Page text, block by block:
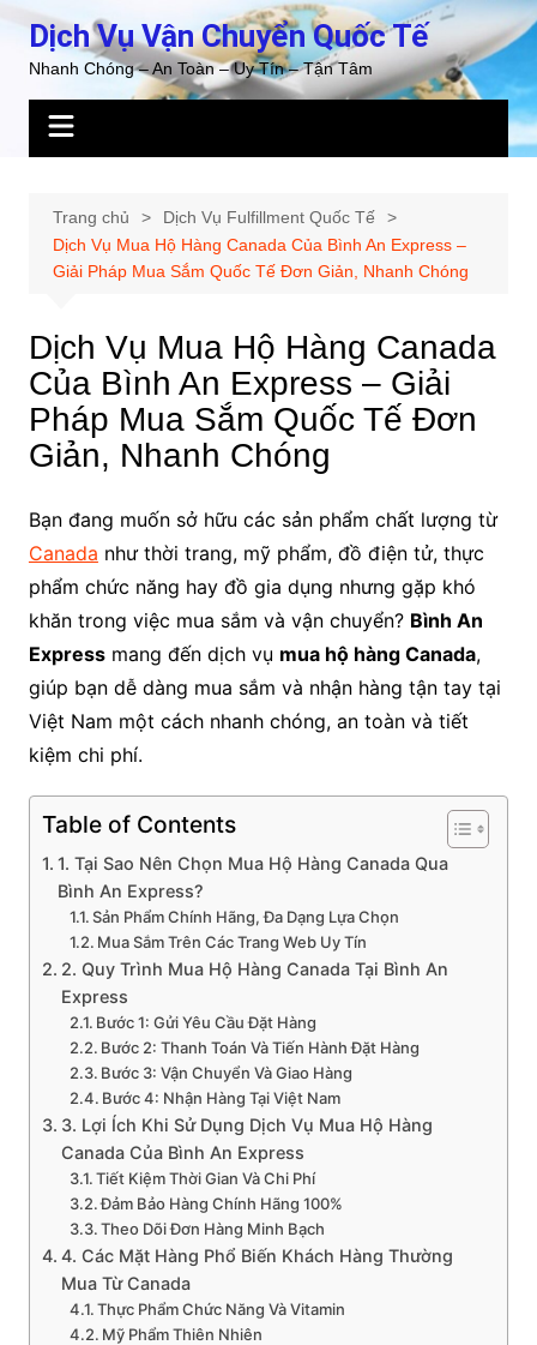
Chuyển
phần
Dịch Vụ Vận Chuyển Quốc Tế
Nhanh Chóng – An Toàn – Uy Tín – Tận Tâm
Trang chủ
Dịch Vụ Fulfillment Quốc Tế
Dịch Vụ Mua Hộ Hàng Canada Của Bình An Express –
Giải Pháp Mua Sắm Quốc Tế Đơn Giản, Nhanh Chóng
Dịch Vụ Mua Hộ Hàng Canada
Của Bình An Express – Giải
Pháp Mua Sắm Quốc Tế Đơn
Giản, Nhanh Chóng
Bạn đang muốn sở hữu các sản phẩm chất lượng từ
Canada như thời trang, mỹ phẩm, đồ điện tử, thực
phẩm chức năng hay đồ gia dụng nhưng gặp khó
khăn trong việc mua sắm và vận chuyển? Bình An
Expressmang đến dịch vụ mua hộ hàng Canada,
giúp bạn dễ dàng mua sắm và nhận hàng tận tay tại
Việt Nam một cách nhanh chóng, an toàn và tiết
kiệm chi phí.
Table of Contents
1. Tại Sao Nên Chọn Mua Hộ Hàng Canada Qua
Bình An Express?
Sản Phẩm Chính Hãng, Đa Dạng Lựa Chọn
Mua Sắm Trên Các Trang Web Uy Tín
2. Quy Trình Mua Hộ Hàng Canada Tại Bình An
Express
Bước 1: Gửi Yêu Cầu Đặt Hàng
Bước 2: Thanh Toán Và Tiến Hành Đặt Hàng
Bước 3: Vận Chuyển Và Giao Hàng
Bước 4: Nhận Hàng Tại Việt Nam
3. Lợi Ích Khi Sử Dụng Dịch Vụ Mua Hộ Hàng
Canada Của Bình An Express
Tiết Kiệm Thời Gian Và Chi Phí
Đảm Bảo Hàng Chính Hãng 100%
Theo Dõi Đơn Hàng Minh Bạch
4. Các Mặt Hàng Phổ Biến Khách Hàng Thường
Mua Từ Canada
Thực Phẩm Chức Năng Và Vitamin
Mỹ Phẩm Thiên Nhiên